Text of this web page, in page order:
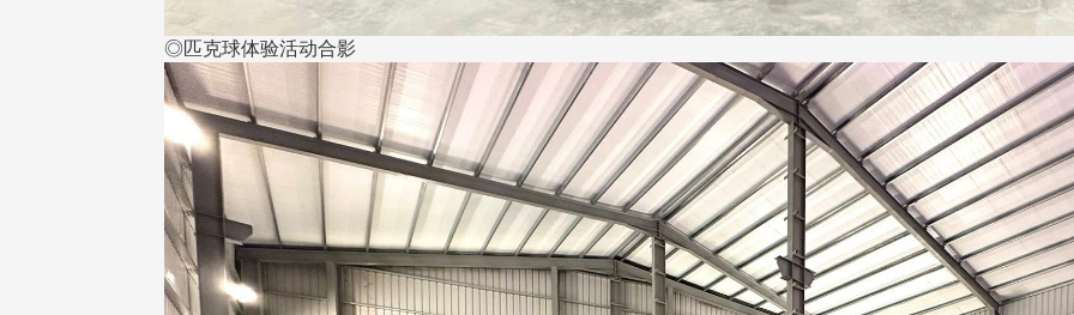
◎匹克球体验活动合影